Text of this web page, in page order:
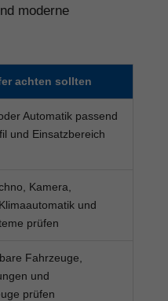
moderne
achten sollten
Automatik passend
und Einsatzbereich
Kamera,
und
prüfen
Fahrzeuge,
und
prüfen